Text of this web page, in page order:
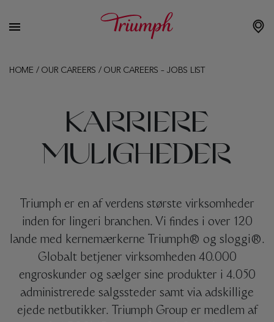
HOME/ OUR CAREERS / OUR CAREERS – JOBS LIST
KARRIERE
MULIGHEDER
Triumph er en af ​​verdens største virksomheder
inden for lingeri branchen. Vi findes i over 120
lande med kernemærkerne Triumph® og sloggi®.
Globalt betjener virksomheden 40.000
engroskunder og sælger sine produkter i 4.050
administrerede salgssteder samt via adskillige
ejede netbutikker. Triumph Group er medlem af